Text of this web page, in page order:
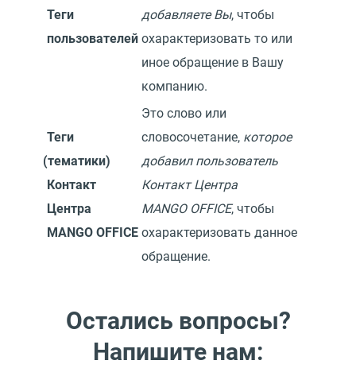
Теги
пользователей
добавляете Вы, чтобы
охарактеризовать то или
иное обращение в Вашу
компанию.
Теги
(тематики)
Контакт
Центра
MANGO OFFICE
Это слово или
словосочетание, которое
добавил пользователь
Контакт Центра
MANGO OFFICE, чтобы
охарактеризовать данное
обращение.
Остались вопросы?
Напишите нам: